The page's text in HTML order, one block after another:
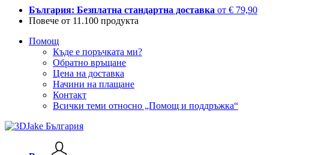
България: Безплатна стандартна доставка от € 79,90
Повече от 11.100 продукта
Помощ
Къде е поръчката ми?
Обратно връщане
Цена на доставка
Начини на плащане
Контакт
Всички теми относно „Помощ и поддръжка“